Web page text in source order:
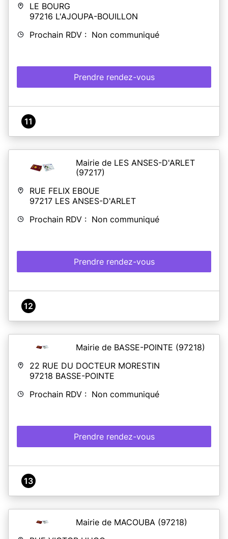
LE BOURG
97216 L'AJOUPA-BOUILLON
Prochain RDV : Non communiqué
Prendre rendez-vous
11
Mairie de LES ANSES-D'ARLET
(97217)
RUE FELIX EBOUE
97217 LES ANSES-D'ARLET
Prochain RDV : Non communiqué
Prendre rendez-vous
12
Mairie de BASSE-POINTE (97218)
22 RUE DU DOCTEUR MORESTIN
97218 BASSE-POINTE
Prochain RDV : Non communiqué
Prendre rendez-vous
13
Mairie de MACOUBA (97218)